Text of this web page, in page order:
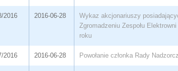
2016 2016-06-28
Wykaz akcjonariuszy
Zgromadzeniu Zespołu
roku
2016 2016-06-28 Powołanie członka Rady